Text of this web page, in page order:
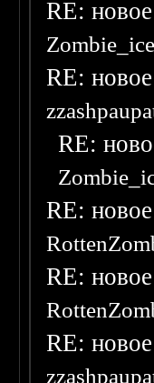
RE:
Zombie_ice
RE:
RE:
RE:
RE:
RE: